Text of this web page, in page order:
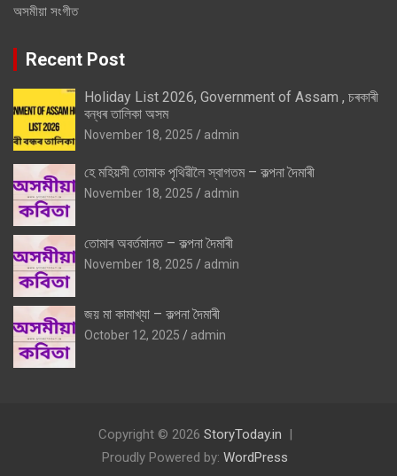
অসমীয়া সংগীত
Recent Post
Holiday List 2026, Government of Assam , চৰকাৰী
বন্ধৰ তালিকা অসম
November 18, 2025 admin
হে মহিয়সী তোমাক পৃথিৱীলৈ স্বাগতম – কল্পনা দৈমাৰী
November 18, 2025 admin
তোমাৰ অবৰ্তমানত – কল্পনা দৈমাৰী
November 18, 2025 admin
জয় মা কামাখ্যা – কল্পনা দৈমাৰী
October 12, 2025 admin
Copyright © 2026 StoryToday.in
Proudly Powered by: WordPress